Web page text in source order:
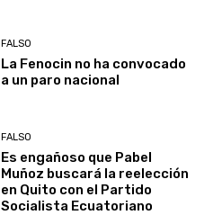
FALSO
La Fenocin no ha convocado
a un paro nacional
FALSO
Es engañoso que Pabel
Muñoz buscará la reelección
en Quito con el Partido
Socialista Ecuatoriano